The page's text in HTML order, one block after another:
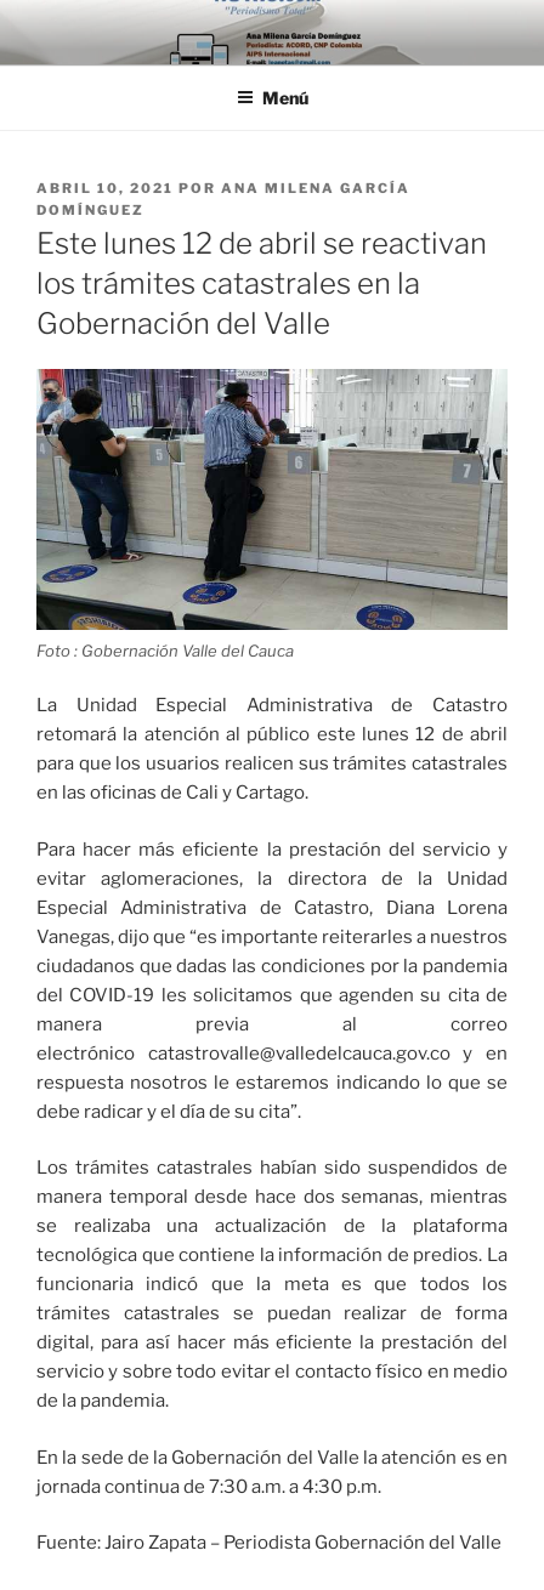
Saltar
al
contenido
Menú
PUBLICADO
EL
ABRIL 10, 2021 POR ANA MILENA GARCÍA
DOMÍNGUEZ
Este lunes 12 de abril se reactivan
los trámites catastrales en la
Gobernación del Valle
Foto : Gobernación Valle del Cauca
La Unidad Especial Administrativa de Catastro
retomará la atención al público este lunes 12 de abril
para que los usuarios realicen sus trámites catastrales
en las oficinas de Cali y Cartago.
Para hacer más eficiente la prestación del servicio y
evitar aglomeraciones, la directora de la Unidad
Especial Administrativa de Catastro, Diana Lorena
Vanegas, dijo que “es importante reiterarles a nuestros
ciudadanos que dadas las condiciones por la pandemia
del COVID-19 les solicitamos que agenden su cita de
manera previa al correo
electrónico catastrovalle@valledelcauca.gov.co y en
respuesta nosotros le estaremos indicando lo que se
debe radicar y el día de su cita”.
Los trámites catastrales habían sido suspendidos de
manera temporal desde hace dos semanas, mientras
se realizaba una actualización de la plataforma
tecnológica que contiene la información de predios. La
funcionaria indicó que la meta es que todos los
trámites catastrales se puedan realizar de forma
digital, para así hacer más eficiente la prestación del
servicio y sobre todo evitar el contacto físico en medio
de la pandemia.
En la sede de la Gobernación del Valle la atención es en
jornada continua de 7:30 a.m. a 4:30 p.m.
Fuente: Jairo Zapata – Periodista Gobernación del Valle